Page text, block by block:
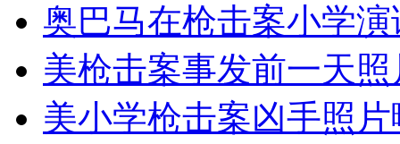
安徽一实载49人客车翻车
奥巴马在枪击案小学
美枪击案事发前一天
美小学枪击案凶手照